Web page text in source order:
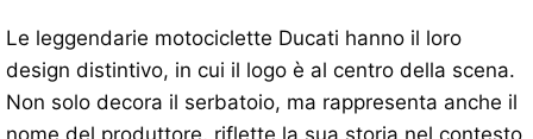
Le leggendarie motociclette Ducati hanno il loro
design distintivo, in cui il logo è al centro della scena.
Non solo decora il serbatoio, ma rappresenta anche il